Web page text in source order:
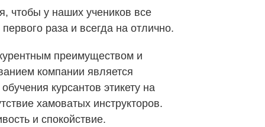
преимуществом и
компании является
курсантов этикету на
хамоватых инструкторов.
и спокойствие.
чтобы у наших учеников все
раза и всегда на отлично.